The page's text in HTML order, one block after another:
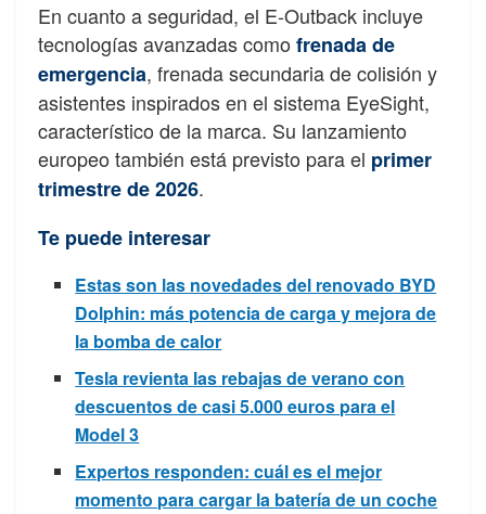
En cuanto a seguridad, el E-Outback incluye
tecnologías avanzadas como frenada de
emergencia, frenada secundaria de colisión y
asistentes inspirados en el sistema EyeSight,
característico de la marca. Su lanzamiento
europeo también está previsto para el primer
trimestre de 2026.
Te puede interesar
Estas son las novedades del renovado BYD
Dolphin: más potencia de carga y mejora de
la bomba de calor
Tesla revienta las rebajas de verano con
descuentos de casi 5.000 euros para el
Model 3
Expertos responden: cuál es el mejor
momento para cargar la batería de un coche